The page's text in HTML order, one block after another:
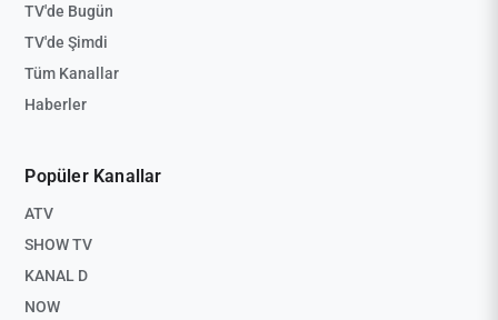
TV'de Bugün
TV'de Şimdi
Tüm Kanallar
Haberler
Popüler Kanallar
ATV
SHOW TV
KANAL D
NOW